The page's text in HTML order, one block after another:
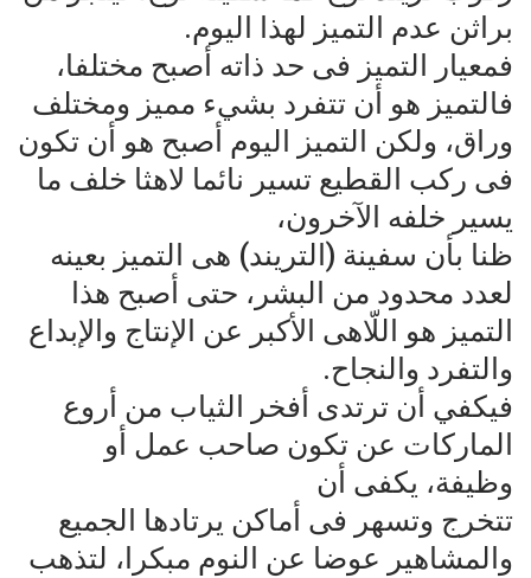
براثن عدم التميز لهذا اليوم.
فمعيار التميز فى حد ذاته أصبح مختلفا،
فالتميز هو أن تتفرد بشيء مميز ومختلف
وراق، ولكن‌ التميز اليوم أصبح هو أن تكون
فى ركب القطيع تسير نائما لاهثا خلف ما
يسير خلفه الآخرون،‌
ظنا بأن سفينة (التريند) هى التميز بعينه
لعدد محدود من البشر، حتى أصبح هذا
التميز هو‌ اللّاهى الأكبر عن الإنتاج والإبداع
والتفرد والنجاح.
فيكفي أن ترتدى أفخر الثياب من أروع
الماركات عن تكون صاحب عمل أو
وظيفة، يكفى أن‌
تتخرج وتسهر فى أماكن يرتادها الجميع
والمشاهير عوضا عن النوم مبكرا، لتذهب